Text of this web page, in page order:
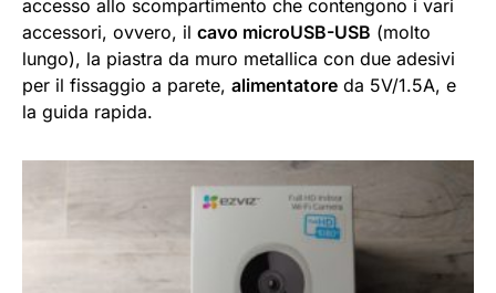
accesso allo scompartimento che contengono i vari
accessori, ovvero, il cavo microUSB-USB (molto
lungo), la piastra da muro metallica con due adesivi
per il fissaggio a parete, alimentatore da 5V/1.5A, e
la guida rapida.